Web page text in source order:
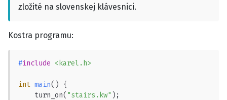
zložité na slovenskej klávesnici.
Kostra programu:
#include <karel.h>
int main() {
    turn_on(
"stairs.kw" );